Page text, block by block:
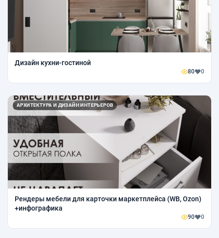
Дизайн кухни-гостиной
80 0
АРХИТЕКТУРА И ДИЗАЙН ИНТЕРЬЕРОВ
Рендеры мебели для карточки маркетплейса (WB, Ozon)
+инфографика
90 0